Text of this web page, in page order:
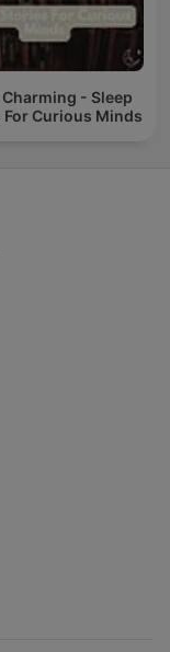
Charming - Sleep
For Curious Minds